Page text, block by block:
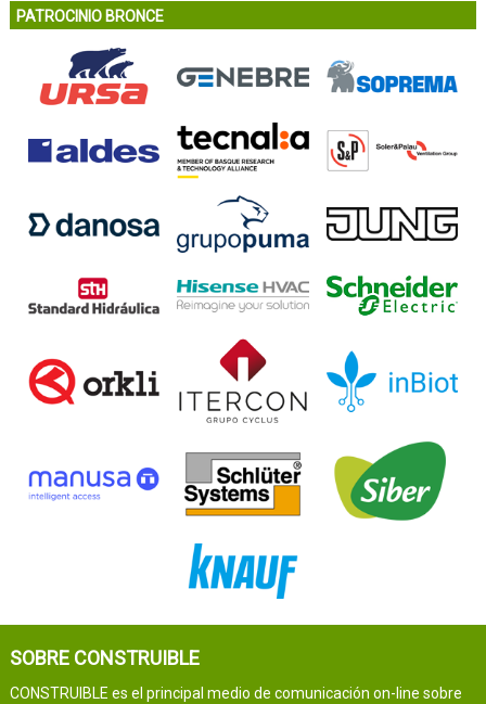
PATROCINIO BRONCE
SOBRE CONSTRUIBLE
CONSTRUIBLE es el principal medio de comunicación on-line sobre